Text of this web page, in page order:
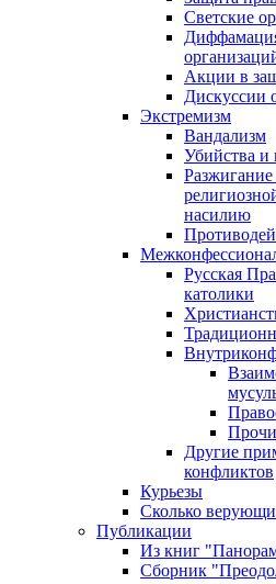
Светские
Акции в
Дискуссии
Экстремизм
Вандализм
Убийства и
насилию
Русская
католики
Другие
конфликтов
Курьезы
Сколько
Публикации
Из книг
Сборник